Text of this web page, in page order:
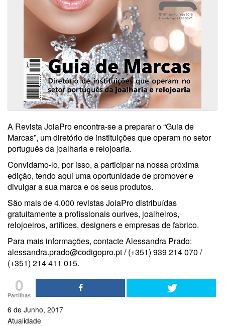
A Revista JoiaPro encontra-se a preparar o “Guia de
Marcas”, um diretório de instituições que operam no setor
português da joalharia e relojoaria.
Convidamo-lo, por isso, a participar na nossa próxima
edição, tendo aqui uma oportunidade de promover e
divulgar a sua marca e os seus produtos.
São mais de 4.000 revistas JoiaPro distribuídas
gratuitamente a profissionais ourives, joalheiros,
relojoeiros, artífices, designers e empresas de fabrico.
Para mais informações, contacte Alessandra Prado:
alessandra.prado@codigopro.pt / (+351) 939 214 070 /
(+351) 214 411 015.
0
Partilhas
6 de Junho, 2017
Atualidade